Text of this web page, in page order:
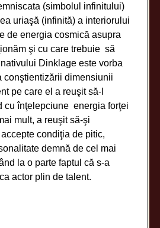
(simbolul infinitului)
uriaşă (infinită) a interiorului
de energia cosmică asupra
şi cu care trebuie să
Dinklage este vorba
conştientizării dimensiunii
pe care el a reuşit să-l
cu înţelepciune energia forţei
mult, a reuşit să-şi
condiţia de pitic,
demnă de cel mai
la o parte faptul că s-a
actor plin de talent.